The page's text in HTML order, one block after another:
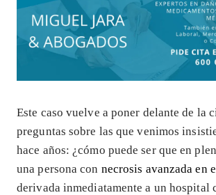
Este caso vuelve a poner delante de la
preguntas sobre las que venimos
hace años: ¿cómo puede ser que en
una persona con necrosis avanzada en
derivada inmediatamente a un hospital